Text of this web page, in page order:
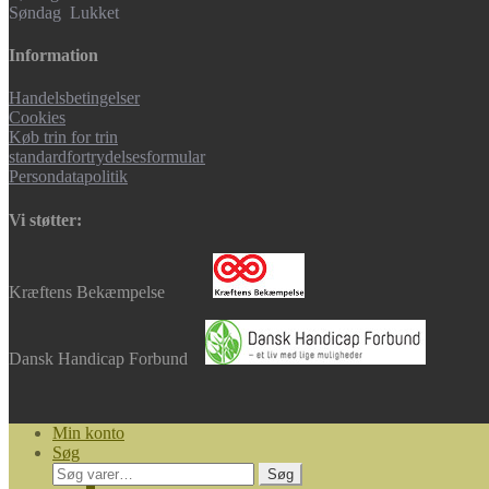
Søndag Lukket
Information
Handelsbetingelser
Cookies
Køb trin for trin
standardfortrydelsesformular
Persondatapolitik
Vi støtter:
Kræftens Bekæmpelse
Dansk Handicap Forbund
Min konto
Søg
Søg
Søg